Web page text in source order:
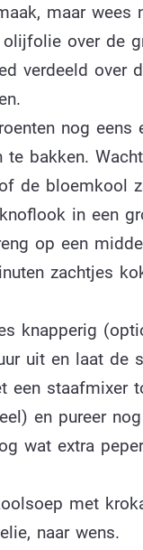
maar wees
over de
verdeeld over
nog eens
bakken.
de bloemkool
in een
op een
zachtjes
knapperig
uit en laat de
een staafmixer
en pureer
wat extra
met
naar wens.